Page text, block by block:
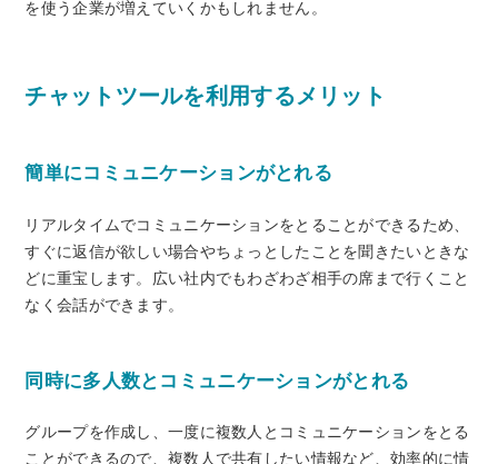
を使う企業が増えていくかもしれません。
チャットツールを利用するメリット
簡単にコミュニケーションがとれる
リアルタイムでコミュニケーションをとることができるため、
すぐに返信が欲しい場合やちょっとしたことを聞きたいときな
どに重宝します。広い社内でもわざわざ相手の席まで行くこと
なく会話ができます。
同時に多人数とコミュニケーションがとれる
グループを作成し、一度に複数人とコミュニケーションをとる
ことができるので、複数人で共有したい情報など、効率的に情